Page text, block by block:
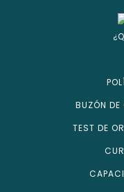
BUZÓN DE
TEST DE